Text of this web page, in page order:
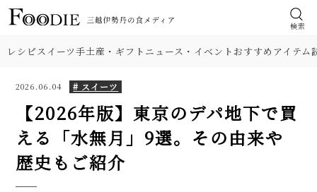
検索
レシピスイーツ手土産・ギフト ニュース・イベントおすすめアイテム
2026.06.04 # スイーツ
【2026年版】東京のデパ地下で買
える「水無月」9選。その由来や
歴史もご紹介